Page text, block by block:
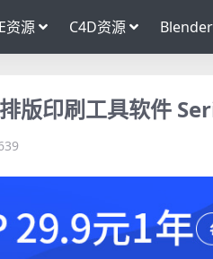
资源 C4D资源
排版印刷工具软件